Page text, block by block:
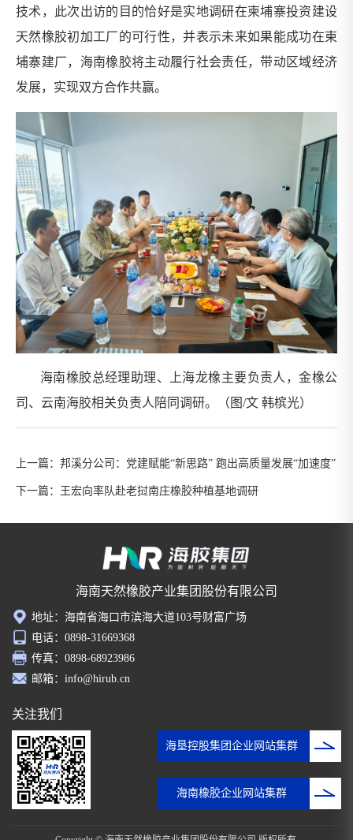
技术，此次出访的目的恰好是实地调研在柬埔寨投资建设
天然橡胶初加工厂的可行性，并表示未来如果能成功在柬
埔寨建厂，海南橡胶将主动履行社会责任，带动区域经济
发展，实现双方合作共赢。
海南橡胶总经理助理、上海龙橡主要负责人，金橡公
司、云南海胶相关负责人陪同调研。（图/文 韩槟光）
上一篇： 邦溪分公司：党建赋能“新思路” 跑出高质量发展“加速度”
下一篇： 王宏向率队赴老挝南庄橡胶种植基地调研
海南天然橡胶产业集团股份有限公司
地址：海南省海口市滨海大道103号财富广场
电话：0898-31669368
传真：0898-68923986
邮箱：info@hirub.cn
关注我们
海垦控股集团企业网站集群
海南橡胶企业网站集群